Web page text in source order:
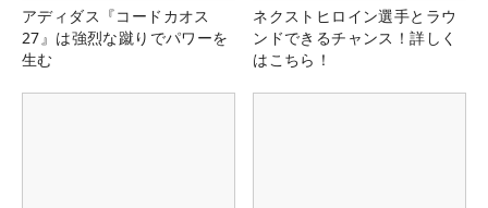
アディダス『コードカオス
27』は強烈な蹴りでパワーを
生む
ネクストヒロイン選手とラウ
ンドできるチャンス！詳しく
はこちら！